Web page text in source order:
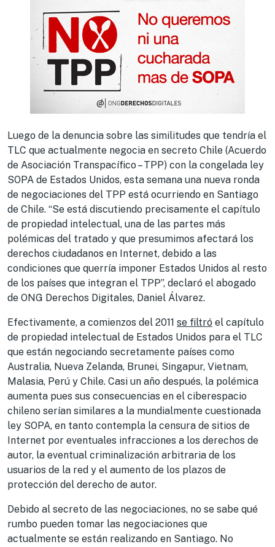
Luego de la denuncia sobre las similitudes que tendría el
TLC que actualmente negocia en secreto Chile (Acuerdo
de Asociación Transpacífico – TPP) con la congelada ley
SOPA de Estados Unidos, esta semana una nueva ronda
de negociaciones del TPP está ocurriendo en Santiago
de Chile. “Se está discutiendo precisamente el capítulo
de propiedad intelectual, una de las partes más
polémicas del tratado y que presumimos afectará los
derechos ciudadanos en Internet, debido a las
condiciones que querría imponer Estados Unidos al resto
de los países que integran el TPP”, declaró el abogado
de ONG Derechos Digitales, Daniel Álvarez.
Efectivamente, a comienzos del 2011 se filtró el capítulo
de propiedad intelectual de Estados Unidos para el TLC
que están negociando secretamente países como
Australia, Nueva Zelanda, Brunei, Singapur, Vietnam,
Malasia, Perú y Chile. Casi un año después, la polémica
aumenta pues sus consecuencias en el ciberespacio
chileno serían similares a la mundialmente cuestionada
ley SOPA, en tanto contempla la censura de sitios de
Internet por eventuales infracciones a los derechos de
autor, la eventual criminalización arbitraria de los
usuarios de la red y el aumento de los plazos de
protección del derecho de autor.
Debido al secreto de las negociaciones, no se sabe qué
rumbo pueden tomar las negociaciones que
actualmente se están realizando en Santiago. No